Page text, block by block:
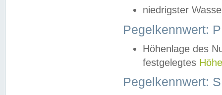
niedrigster
Pegelkennwert:
Höhenlage des
festgelegtes
Pegelkennwert: